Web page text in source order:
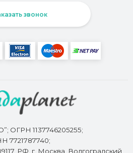
звонок
ОГРН 1137746205255;
7721787740;
РФ, г. Москва, Волгоградский